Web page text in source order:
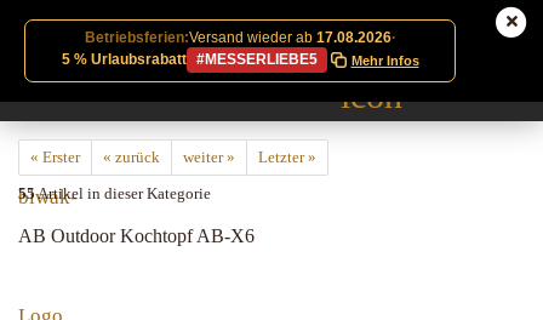
Betriebsferien:Versand wieder ab 17.08.2026·
5 % Urlaubsrabatt
#MESSERLIEBE5 Mehr Infos
« Erster « zurück weiter »
Letzter »
55Artikel in dieser Kategorie
AB Outdoor Kochtopf AB-X6